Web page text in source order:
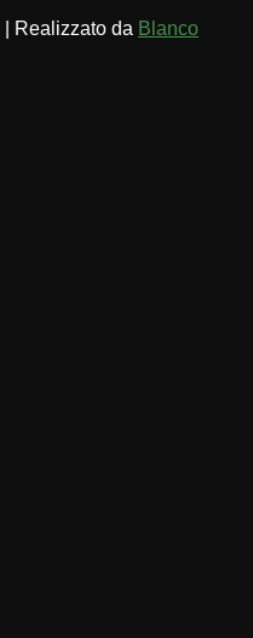
| Realizzato da Blanco